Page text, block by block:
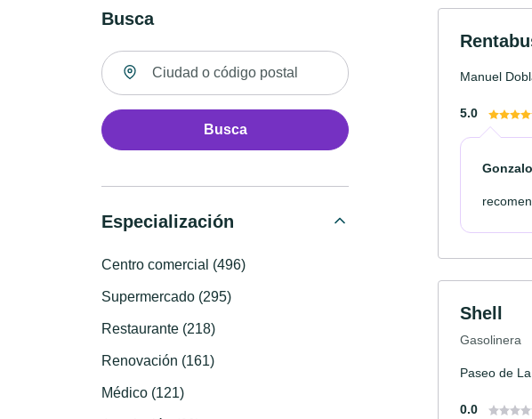
Busca
Buscar ubicación
Busca
Especialización
Centro comercial (496)
Supermercado (295)
Restaurante (218)
Renovación (161)
Médico (121)
Manuel
5.0
Gonzalo
Shell
Gasolinera
Paseo de
0.0